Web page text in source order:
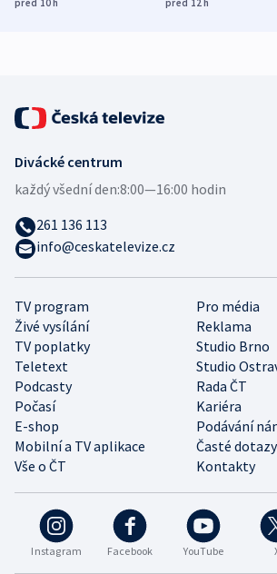
před 10h před 12h
Instagram Facebook YouTube
TV program
Pro média
Živé vysílání
Reklama
TV poplatky
Studio Brno
Teletext
Studio
Podcasty
Rada ČT
Počasí
Kariéra
E-shop
Podávání
Mobilní a TV aplikace
Časté dotazy
Vše o ČT
Kontakty
Divácké centrum
každý všední den:8:00—16:00 hodin
261 136 113
info@ceskatelevize.cz